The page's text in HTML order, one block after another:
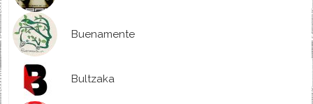
Buenamente
Bultzaka